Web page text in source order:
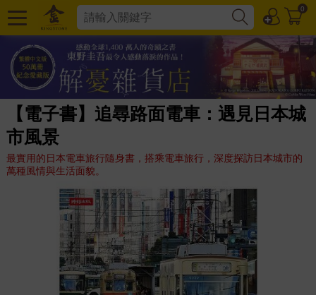
0
【電子書】追尋路面電車：遇見日本城
市風景
最實用的日本電車旅行隨身書，搭乘電車旅行，深度探訪日本城市的
萬種風情與生活面貌。